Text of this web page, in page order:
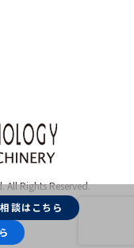
All Rights Reserved.
談はこちら